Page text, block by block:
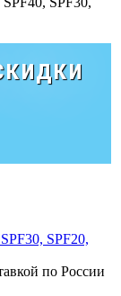
SPF20,